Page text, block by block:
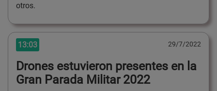
otros.
13:03 29/7/2022
Drones estuvieron presentes en la
Gran Parada Militar 2022